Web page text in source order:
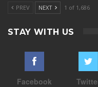
PREV NEXT 1 of 1,686
STAY WITH US
Facebook